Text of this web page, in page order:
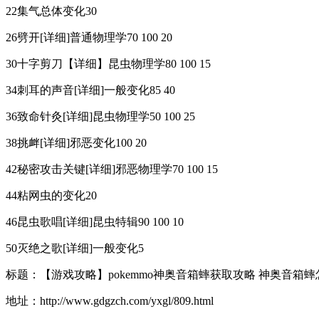
22集气总体变化30
26劈开[详细]普通物理学70 100 20
30十字剪刀【详细】昆虫物理学80 100 15
34刺耳的声音[详细]一般变化85 40
36致命针灸[详细]昆虫物理学50 100 25
38挑衅[详细]邪恶变化100 20
42秘密攻击关键[详细]邪恶物理学70 100 15
44粘网虫的变化20
46昆虫歌唱[详细]昆虫特辑90 100 10
50灭绝之歌[详细]一般变化5
标题：【游戏攻略】pokemmo神奥音箱蟀获取攻略 神奥音箱蟀
地址：http://www.gdgzch.com/yxgl/809.html